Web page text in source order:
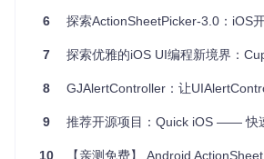
Sheet之旅吧！
6 探索ActionSheetPicker-3.0：iOS
7 探索优雅的iOS UI编程新境界：
8 GJAlertController：让UIAlertController
9 推荐开源项目：Quick iOS —— 快速开发iOS应
10 【亲测免费】 Android